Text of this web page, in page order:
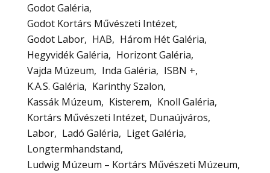
Godot Galéria
Godot Kortárs Művészeti Intézet
Godot Labor
HAB
Három Hét Galéria
Hegyvidék Galéria
Horizont Galéria
Vajda Múzeum
Inda Galéria
ISBN +
K.A.S. Galéria
Karinthy Szalon
Kassák Múzeum
Kisterem
Knoll Galéria
Kortárs Művészeti Intézet, Dunaújváros
Labor
Ladó Galéria
Liget Galéria
Longtermhandstand
Ludwig Múzeum – Kortárs Művészeti Múzeum